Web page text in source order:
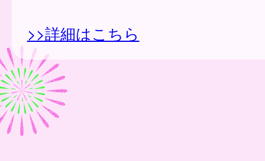
>>詳細はこちら